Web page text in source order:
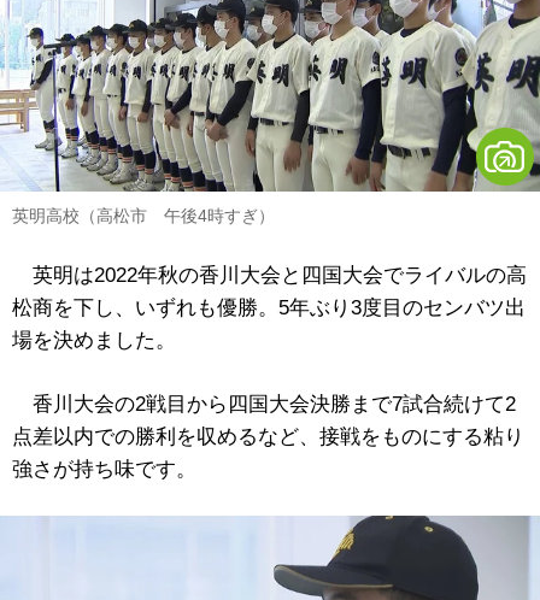
英明高校（高松市 午後4時すぎ）
英明は2022年秋の香川大会と四国大会でライバルの高
松商を下し、いずれも優勝。5年ぶり3度目のセンバツ出
場を決めました。
香川大会の2戦目から四国大会決勝まで7試合続けて2
点差以内での勝利を収めるなど、接戦をものにする粘り
強さが持ち味です。